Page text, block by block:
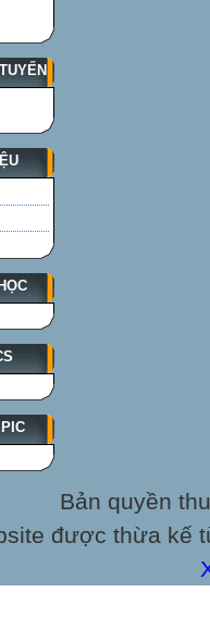
Bản quyền
được thừa kế